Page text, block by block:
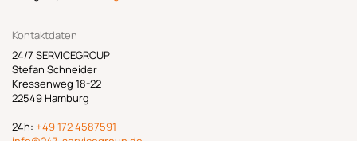
Kontaktdaten
24/7 SERVICEGROUP
Stefan Schneider
Kressenweg 18-22
22549 Hamburg
24h: +49 172 4587591